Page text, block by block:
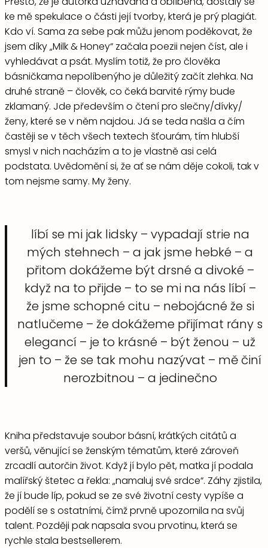
ke mě spekulace o části její tvorby, která je prý plagiát.
Kdo ví. Sama za sebe pak můžu jenom poděkovat, že
jsem díky „Milk & Honey“ začala poezii nejen číst, ale i
vyhledávat a psát. Myslím totiž, že pro člověka
básničkama nepolíbenýho je důležitý začít zlehka. Na
druhé straně – člověk, co čeká barvité rýmy bude
zklamaný. Jde především o čtení pro slečny/dívky/
ženy, které se v něm najdou. Já se teda našla a čím
častěji se v těch všech textech šťourám, tím hlubší
smysl v nich nacházím a to je vlastně asi celá
podstata. Uvědomění si, že ať se nám děje cokoli, tak v
tom nejsme samy. My ženy.
líbí se mi jak lidsky – vypadají strie na
mých stehnech – a jak jsme hebké – a
přitom dokážeme být drsné a divoké –
když na to přijde – to se mi na nás líbí –
že jsme schopné citu – nebojácné že si
natlučeme – že dokážeme přijímat rány s
elegancí – je to krásné – být ženou – už
jen to – že se tak mohu nazývat – mě činí
nerozbitnou – a jedinečno
Kniha představuje soubor básní, krátkých citátů a
veršů, věnující se ženským tématům, které zároveň
zrcadlí autorčin život. Když jí bylo pět, matka jí podala
malířský štetec a řekla: „namaluj své srdce“. Záhy zjistila,
že jí bude líp, pokud se ze své životní cesty vypíše a
podělí se s ostatními, čímž prvně upozornila na svůj
talent. Později pak napsala svou prvotinu, která se
rychle stala bestsellerem.